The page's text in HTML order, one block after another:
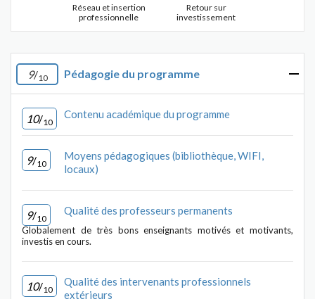
Réseau et insertion
professionnelle
Retour sur
investissement
9/10 Pédagogie du programme
10/10
Contenu académique du programme
9/10
Moyens pédagogiques (bibliothèque, WIFI,
locaux)
9/10
Qualité des professeurs permanents
Globalement de très bons enseignants motivés et motivants,
investis en cours.
10/10
Qualité des intervenants professionnels
extérieurs